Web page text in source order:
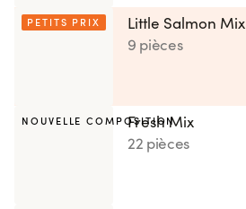
PETITS PRIX
Little Salmon Mix
9 pièces
NOUVELLE COMPOSITION
Fresh Mix
22 pièces